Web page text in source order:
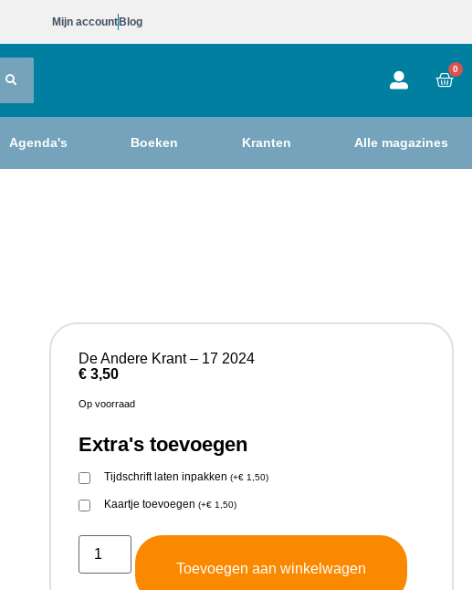
Mijn account Blog
0
Agenda's Boeken Kranten Alle magazines
De Andere Krant – 17 2024
€3,50
Op voorraad
Extra's toevoegen
Tijdschrift laten inpakken (+€1,50)
Kaartje toevoegen (+€1,50)
Toevoegen aan winkelwagen